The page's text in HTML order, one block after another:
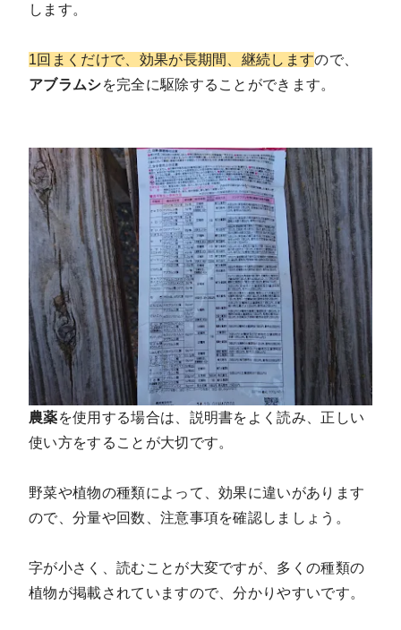
します。
1回まくだけで、効果が長期間、継続しますので、
アブラムシを完全に駆除することができます。
農薬を使用する場合は、説明書をよく読み、正しい
使い方をすることが大切です。
野菜や植物の種類によって、効果に違いがあります
ので、分量や回数、注意事項を確認しましょう。
字が小さく、読むことが大変ですが、多くの種類の
植物が掲載されていますので、分かりやすいです。